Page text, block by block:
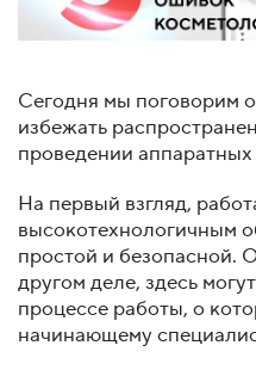
Сегодня мы поговорим
избежать
проведении
На первый взгляд,
высокотехнологичным
простой и безопасной.
другом деле, здесь
процессе работы, о
начинающему